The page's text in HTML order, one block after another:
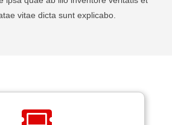
vitae dicta sunt explicabo.